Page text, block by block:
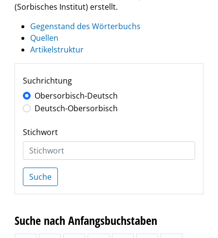
(Sorbisches Institut) erstellt.
Gegenstand des Wörterbuchs
Quellen
Artikelstruktur
Suchrichtung
Obersorbisch-Deutsch
Deutsch-Obersorbisch
Stichwort
Suche
Suche nach Anfangsbuchstaben